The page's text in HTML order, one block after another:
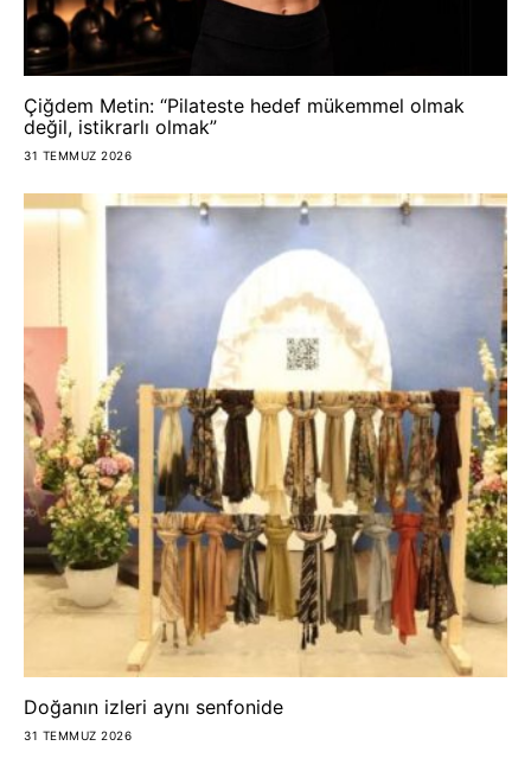
Çiğdem Metin: “Pilateste hedef mükemmel olmak
değil, istikrarlı olmak”
31 TEMMUZ 2026
Doğanın izleri aynı senfonide
31 TEMMUZ 2026